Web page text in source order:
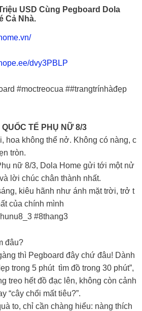
USD Cùng Pegboard Dola
Cả Nhà.
dvy3PBLP
#moctreocua ##trangtrínhàđẹp
TẾ PHỤ NỮ 8/3
hoa không thể nở. Không có nàng, c
tròn.
nữ 8/3, Dola Home gửi tới một nử
lời chúc chân thành nhất.
kiêu hãnh như ánh mặt trời, trở t
của chính mình
#8thang3
đâu?
thì Pegboard đây chứ đâu! Dành
trong 5 phút tìm đồ trong 30 phút”,
treo hết đồ đạc lên, không còn cảnh
“cây chổi mất tiêu?”.
to, chỉ cần chàng hiểu: nàng thích